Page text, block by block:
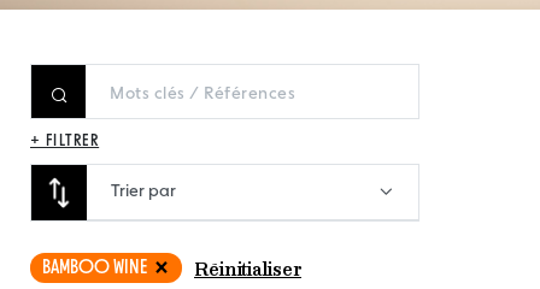
+ FILTRER
Trier par
BAMBOO WINE Réinitialiser